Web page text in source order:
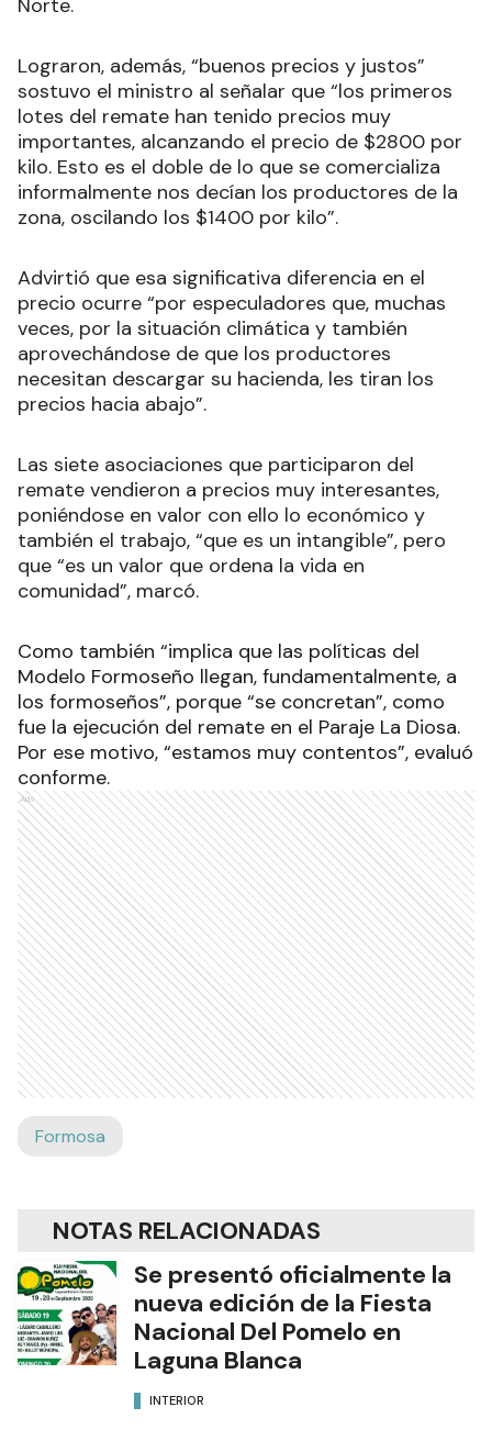
Lograron, además, “buenos precios y justos”
sostuvo el ministro al señalar que “los primeros
lotes del remate han tenido precios muy
importantes, alcanzando el precio de $2800 por
kilo. Esto es el doble de lo que se comercializa
informalmente nos decían los productores de la
zona, oscilando los $1400 por kilo”.
Advirtió que esa significativa diferencia en el
precio ocurre “por especuladores que, muchas
veces, por la situación climática y también
aprovechándose de que los productores
necesitan descargar su hacienda, les tiran los
precios hacia abajo”.
Las siete asociaciones que participaron del
remate vendieron a precios muy interesantes,
poniéndose en valor con ello lo económico y
también el trabajo, “que es un intangible”, pero
que “es un valor que ordena la vida en
comunidad”, marcó.
Como también “implica que las políticas del
Modelo Formoseño llegan, fundamentalmente, a
los formoseños”, porque “se concretan”, como
fue la ejecución del remate en el Paraje La Diosa.
Por ese motivo, “estamos muy contentos”, evaluó
conforme.
Ads
Formosa
NOTAS RELACIONADAS
Se presentó oficialmente la
nueva edición de la Fiesta
Nacional Del Pomelo en
Laguna Blanca
INTERIOR